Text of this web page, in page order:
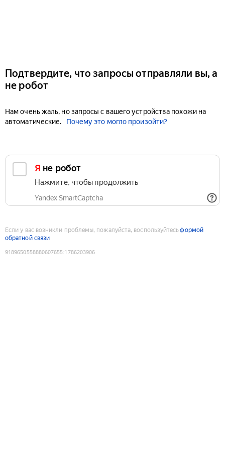
Подтвердите, что запросы отправляли вы, а
не робот
Нам очень жаль, но запросы с вашего устройства похожи на
автоматические.
Почему это могло произойти?
Я не робот
Нажмите, чтобы продолжить
Yandex SmartCaptcha
Если у вас возникли проблемы, пожалуйста, воспользуйтесьформой
обратной связи
9189650558880607655:1786203906